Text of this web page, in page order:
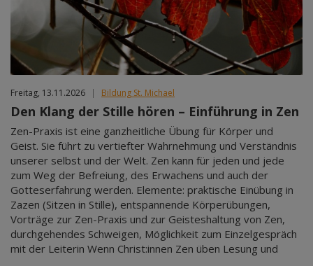
Freitag, 13.11.2026 Bildung St. Michael
Den Klang der Stille hören – Einführung in Zen
Zen-Praxis ist eine ganzheitliche Übung für Körper und
Geist. Sie führt zu vertiefter Wahrnehmung und Verständnis
unserer selbst und der Welt. Zen kann für jeden und jede
zum Weg der Befreiung, des Erwachens und auch der
Gotteserfahrung werden. Elemente: praktische Einübung in
Zazen (Sitzen in Stille), entspannende Körperübungen,
Vorträge zur Zen-Praxis und zur Geisteshaltung von Zen,
durchgehendes Schweigen, Möglichkeit zum Einzelgespräch
mit der Leiterin Wenn Christ:innen Zen üben Lesung und